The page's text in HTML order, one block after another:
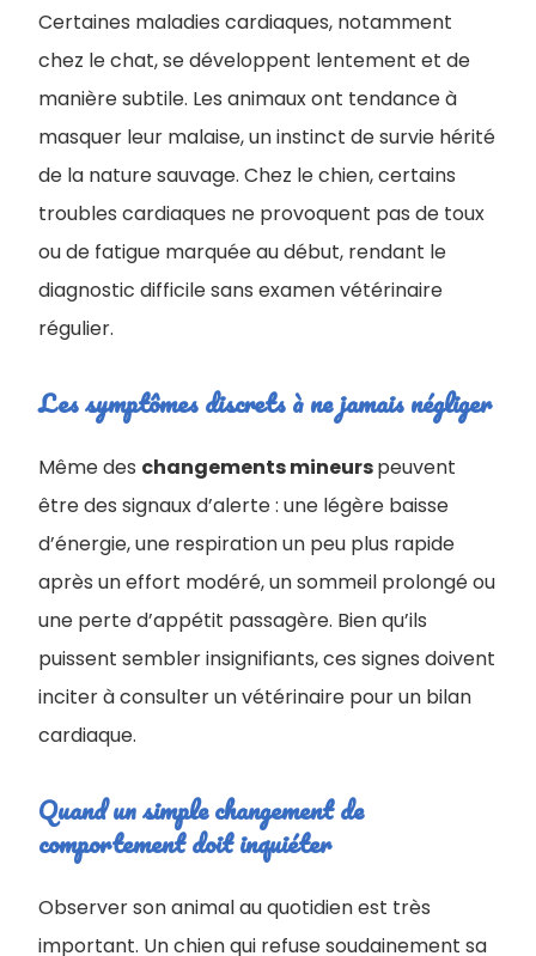
Certaines maladies cardiaques, notamment
chez le chat, se développent lentement et de
manière subtile. Les animaux ont tendance à
masquer leur malaise, un instinct de survie hérité
de la nature sauvage. Chez le chien, certains
troubles cardiaques ne provoquent pas de toux
ou de fatigue marquée au début, rendant le
diagnostic difficile sans examen vétérinaire
régulier.
Les symptômes discrets à ne jamais négliger
Même des changements mineurspeuvent
être des signaux d’alerte : une légère baisse
d’énergie, une respiration un peu plus rapide
après un effort modéré, un sommeil prolongé ou
une perte d’appétit passagère. Bien qu’ils
puissent sembler insignifiants, ces signes doivent
inciter à consulter un vétérinaire pour un bilan
cardiaque.
Quand un simple changement de
comportement doit inquiéter
Observer son animal au quotidien est très
important. Un chien qui refuse soudainement sa